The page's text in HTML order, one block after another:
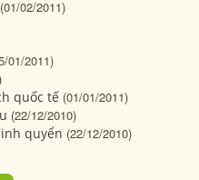
(01/02/2011)
01/2011)
quốc tế (01/01/2011)
(22/12/2010)
quyển (22/12/2010)